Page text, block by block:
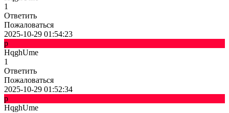
1
Ответить
Пожаловаться
2025-10-29 01:54:23
p
HqghUme
1
Ответить
Пожаловаться
2025-10-29 01:52:34
p
HqghUme